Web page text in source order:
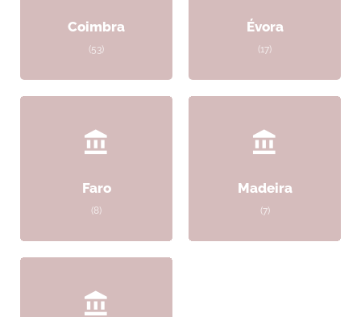
Coimbra
(53)
Évora
(17)
Faro
(8)
Madeira
(7)